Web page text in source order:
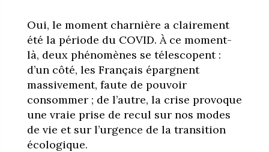
Oui, le moment charnière a clairement
été la période du COVID. À ce moment-
là, deux phénomènes se télescopent :
d’un côté, les Français épargnent
massivement, faute de pouvoir
consommer ; de l’autre, la crise provoque
une vraie prise de recul sur nos modes
de vie et sur l’urgence de la transition
écologique.